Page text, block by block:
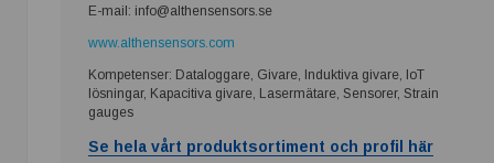
E-mail: info@althensensors.se
www.althensensors.com
Kompetenser: Dataloggare, Givare, Induktiva givare, IoT
lösningar, Kapacitiva givare, Lasermätare, Sensorer, Strain
gauges
Se hela vårt produktsortiment och profil här